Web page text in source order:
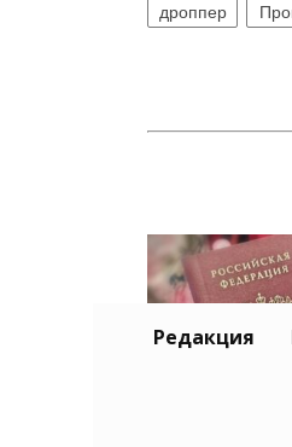
дроппер
Редакция